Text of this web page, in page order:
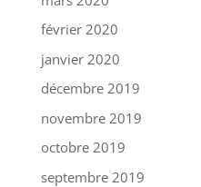
février 2020
janvier 2020
décembre 2019
novembre 2019
octobre 2019
septembre 2019